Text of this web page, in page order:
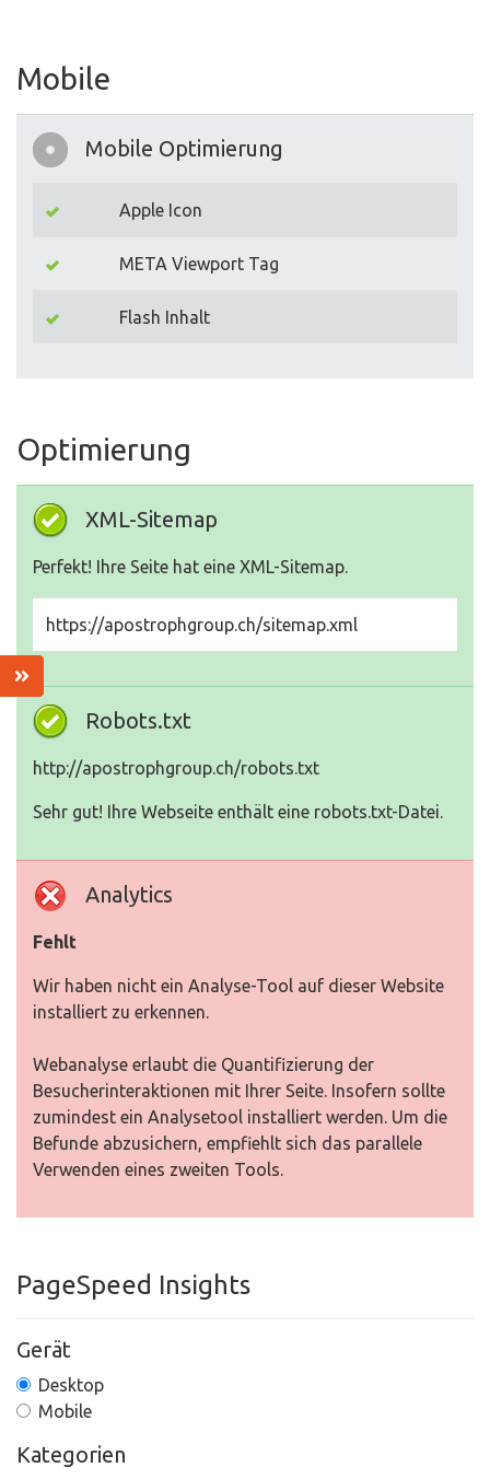
Mobile
Mobile Optimierung
Apple Icon
META Viewport Tag
Flash Inhalt
Optimierung
XML-Sitemap
Perfekt! Ihre Seite hat eine XML-Sitemap.
https://apostrophgroup.ch/sitemap.xml
Robots.txt
http://apostrophgroup.ch/robots.txt
Sehr gut! Ihre Webseite enthält eine robots.txt-Datei.
Analytics
Fehlt
Wir haben nicht ein Analyse-Tool auf dieser Website
installiert zu erkennen.
Webanalyse erlaubt die Quantifizierung der
Besucherinteraktionen mit Ihrer Seite. Insofern sollte
zumindest ein Analysetool installiert werden. Um die
Befunde abzusichern, empfiehlt sich das parallele
Verwenden eines zweiten Tools.
PageSpeed Insights
Gerät
Desktop
Mobile
Kategorien